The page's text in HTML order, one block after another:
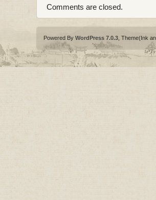
Comments are closed.
Powered By WordPress 7.0.3 , Theme(Ink